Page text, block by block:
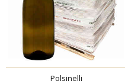
Polsinelli